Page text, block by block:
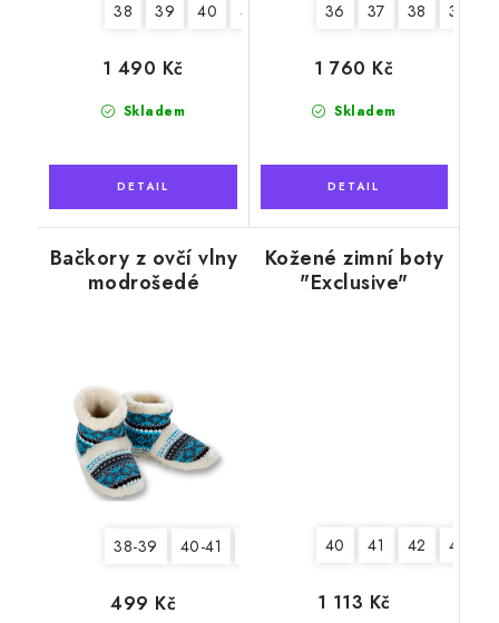
38 39 40 41
Skladem
1 490 Kč
36 37 38 39
Skladem
1 760 Kč
Bačkory z ovčí vlny
modrošedé
38-39 40-41 44-45
499 Kč
Kožené zimní boty
"Exclusive"
40 41 42 43
1 113 Kč